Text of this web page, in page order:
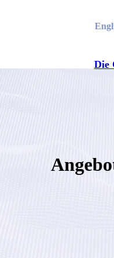
Die